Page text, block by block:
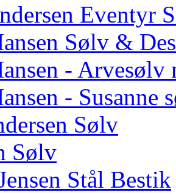
Eventyr
Sølv &
- Arvesølv
- Susanne
Sølv
Sølv
Stål Bestik